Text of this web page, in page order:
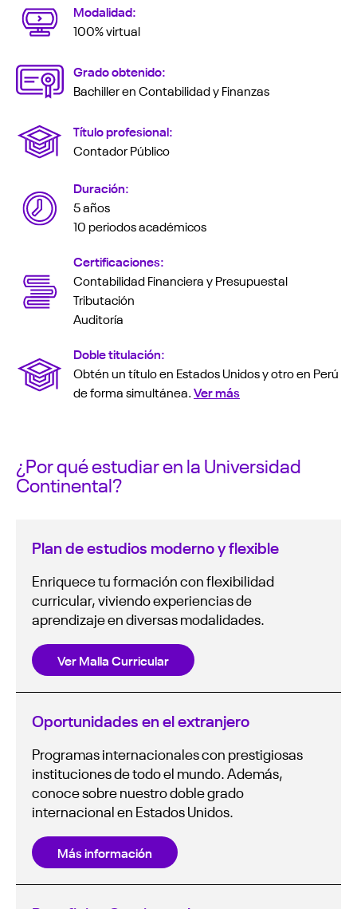
Modalidad:
100% virtual
Grado obtenido:
Bachiller en Contabilidad y Finanzas
Título profesional:
Contador Público
Duración:
5 años
10 periodos académicos
Certificaciones:
Contabilidad Financiera y Presupuestal
Tributación
Auditoría
Doble titulación:
Obtén un título en Estados Unidos y otro en Perú
de forma simultánea.Ver más
¿Por qué estudiar en la Universidad
Continental?
Plan de estudios moderno y flexible
Enriquece tu formación con flexibilidad
curricular, viviendo experiencias de
aprendizaje en diversas modalidades.
Ver Malla Curricular
Oportunidades en el extranjero
Programas internacionales con prestigiosas
instituciones de todo el mundo. Además,
conoce sobre nuestro doble grado
internacional en Estados Unidos.
Más información